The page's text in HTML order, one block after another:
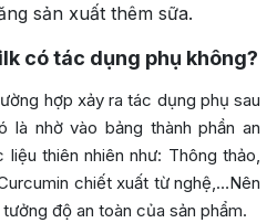
sản xuất thêm sữa.
có tác dụng phụ không?
hợp xảy ra tác dụng phụ sau
là nhờ vào bảng thành phần an
thiên nhiên như: Thông thảo,
chiết xuất từ nghệ,…Nên
độ an toàn của sản phẩm.